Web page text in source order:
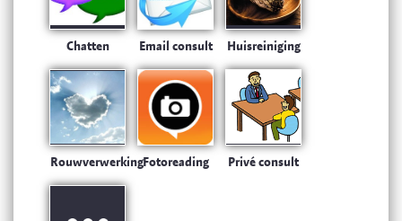
Chatten Email consult Huisreiniging
RouwverwerkingFotoreading Privé consult